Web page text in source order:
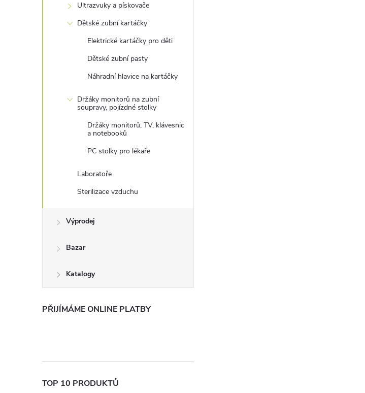
Ultrazvuky a pískovače
Dětské zubní kartáčky
Elektrické kartáčky pro děti
Dětské zubní pasty
Náhradní hlavice na kartáčky
Držáky monitorů na zubní
soupravy, pojízdné stolky
Držáky monitorů, TV, klávesnic
a notebooků
PC stolky pro lékaře
Laboratoře
Sterilizace vzduchu
Výprodej
Bazar
Katalogy
PŘIJÍMÁME ONLINE PLATBY
TOP 10 PRODUKTŮ